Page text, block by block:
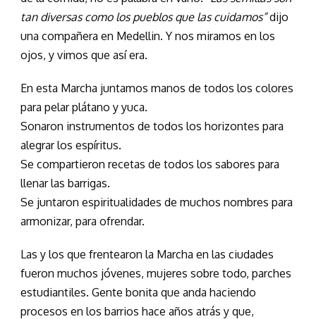
tan diversas como los pueblos que las cuidamos”dijo
una compañera en Medellin. Y nos miramos en los
ojos, y vimos que así era.
En esta Marcha juntamos manos de todos los colores
para pelar plátano y yuca.
Sonaron instrumentos de todos los horizontes para
alegrar los espíritus.
Se compartieron recetas de todos los sabores para
llenar las barrigas.
Se juntaron espiritualidades de muchos nombres para
armonizar, para ofrendar.
Las y los que frentearon la Marcha en las ciudades
fueron muchos jóvenes, mujeres sobre todo, parches
estudiantiles. Gente bonita que anda haciendo
procesos en los barrios hace años atrás y que,